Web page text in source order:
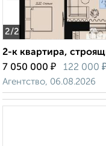
2/2
2-к квартира,
7 050 000 ₽ 122 000
Агентство, 06.08.2026